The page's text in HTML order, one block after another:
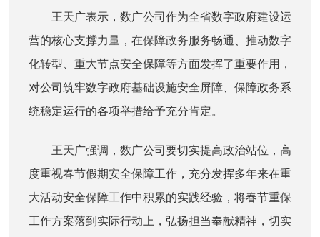
王天广表示，数广公司作为全省数字政府建设运
营的核心支撑力量，在保障政务服务畅通、推动数字
化转型、重大节点安全保障等方面发挥了重要作用，
对公司筑牢数字政府基础设施安全屏障、保障政务系
统稳定运行的各项举措给予充分肯定。
王天广强调，数广公司要切实提高政治站位，高
度重视春节假期安全保障工作，充分发挥多年来在重
大活动安全保障工作中积累的实践经验，将春节重保
工作方案落到实际行动上，弘扬担当奉献精神，切实